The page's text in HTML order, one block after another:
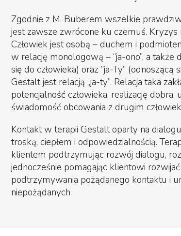
Zgodnie z M. Buberem wszelkie
jest zawsze zwrócone ku czemuś. Kryzys
Człowiek jest osobą – duchem i
w relację monologową – “ja-ono”, a także
się do człowieka) oraz ”ja-Ty”
Gestalt jest relacją „ja-ty”. Relacja taka
potencjalność człowieka, realizację dobra,
świadomość obcowania z drugim
Kontakt w terapii Gestalt oparty na
troską, ciepłem i odpowiedzialnością.
klientem podtrzymując rozwój dialogu,
jednocześnie pomagając klientowi
podtrzymywania pożądanego kontaktu i
niepożądanych.